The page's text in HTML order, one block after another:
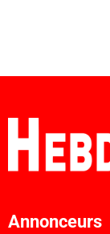
Annonceurs